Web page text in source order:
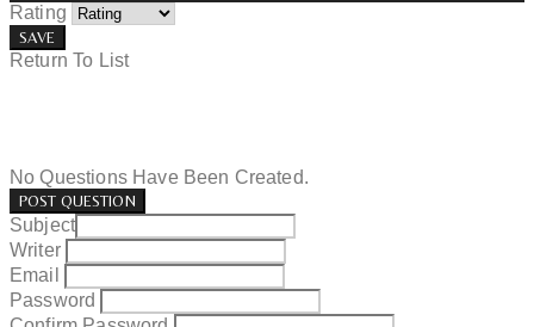
Rating
SAVE
Return To List
No Questions Have Been Created.
POST QUESTION
Subject
Writer
Email
Password